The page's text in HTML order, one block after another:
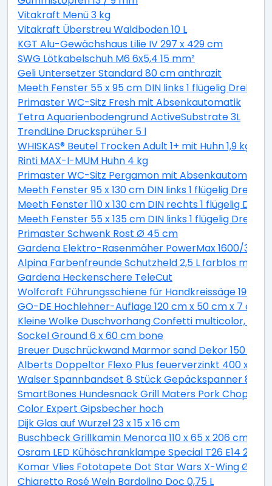
Vitakraft Menü 3 kg
Vitakraft Überstreu Waldboden 10 L
KGT Alu-Gewächshaus Lilie IV 297 x 429 cm
SWG Lötkabelschuh M6 6x5,4 15 mm²
Geli Untersetzer Standard 80 cm anthrazit
Meeth Fenster 55 x 95 cm DIN links 1 flügelig Dreh-
Primaster WC-Sitz Fresh mit Absenkautomatik
Tetra Aquarienbodengrund ActiveSubstrate 3L
TrendLine Drucksprüher 5 l
WHISKAS® Beutel Trocken Adult 1+ mit Huhn 1,9 kg 1,9
Rinti MAX-I-MUM Huhn 4 kg
Primaster WC-Sitz Pergamon mit Absenkautomatik
Meeth Fenster 95 x 130 cm DIN links 1 flügelig Dreh-
Meeth Fenster 110 x 130 cm DIN rechts 1 flügelig
Meeth Fenster 55 x 135 cm DIN links 1 flügelig Dreh-
Primaster Schwenk Rost Ø 45 cm
Gardena Elektro-Rasenmäher PowerMax 1600/37
Alpina Farbenfreunde Schutzheld 2,5 L farblos matt
Gardena Heckenschere TeleCut
Wolfcraft Führungsschiene für Handkreissäge 190 x
GO-DE Hochlehner-Auflage 120 cm x 50 cm x 7 cm,
Kleine Wolke Duschvorhang Confetti multicolor, 180
Sockel Ground 6 x 60 cm bone
Breuer Duschrückwand Marmor sand Dekor 150 x
Alberts Doppeltor Flexo Plus feuerverzinkt 400 x 160
Walser Spannbandset 8 Stück Gepäckspanner 8
SmartBones Hundesnack Grill Maters Pork Chop 3
Color Expert Gipsbecher hoch
Dijk Glas auf Wurzel 23 x 15 x 16 cm
Buschbeck Grillkamin Menorca 110 x 65 x 206 cm
Osram LED Kühöschranklampe Special T26 E14
Komar Vlies Fototapete Dot Star Wars X-Wing Ø
Chiaretto Rosé Wein Bardolino Doc 0,75 L